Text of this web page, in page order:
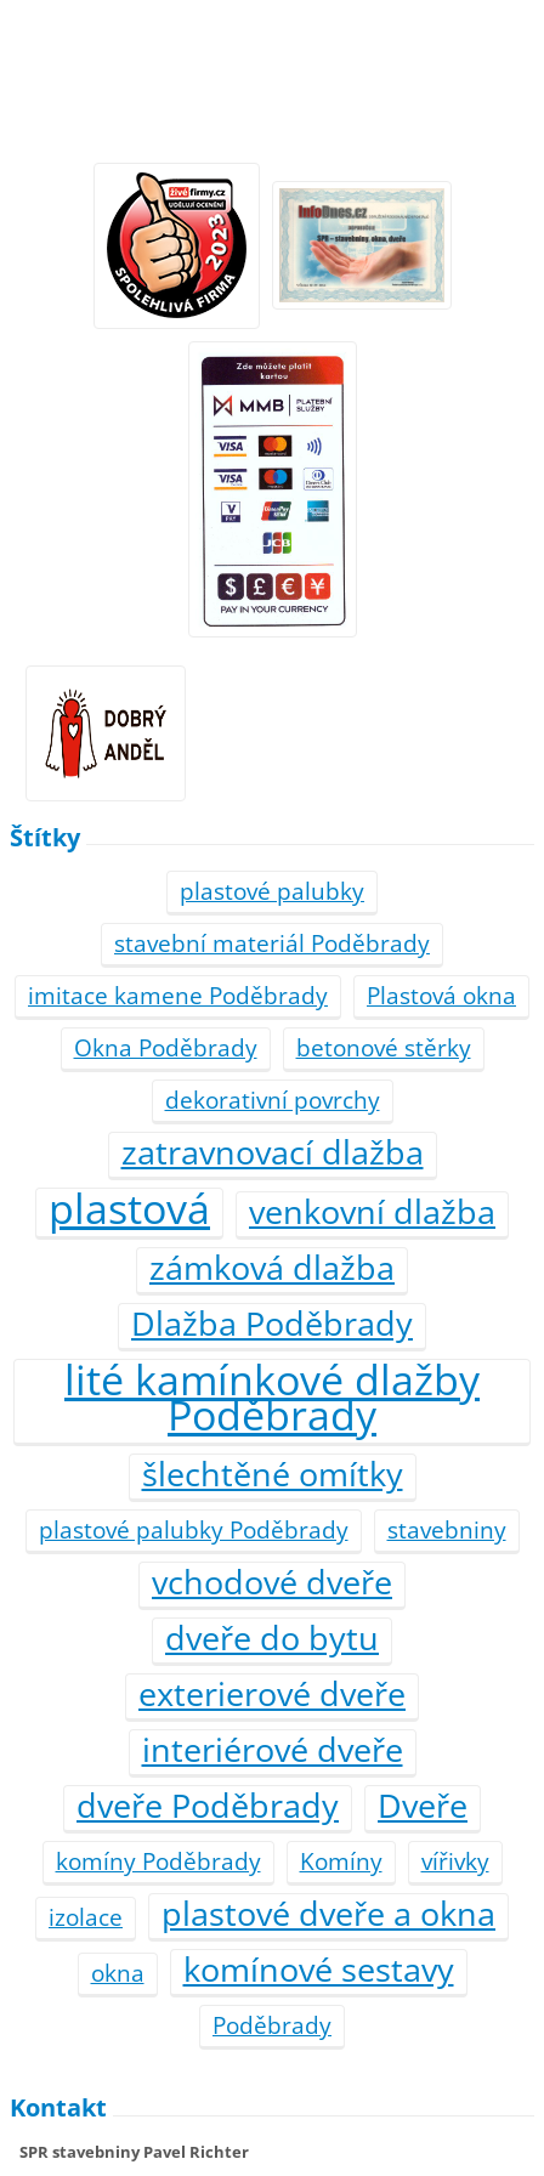
Štítky
plastové palubky
stavební materiál Poděbrady
imitace kamene Poděbrady
Plastová okna
Okna Poděbrady
betonové stěrky
dekorativní povrchy
zatravnovací dlažba
plastová
venkovní dlažba
zámková dlažba
Dlažba Poděbrady
lité kamínkové dlažby
Poděbrady
šlechtěné omítky
plastové palubky Poděbrady stavebniny
vchodové dveře
dveře do bytu
exterierové dveře
interiérové dveře
dveře Poděbrady
Dveře
komíny Poděbrady Komíny
vířivky
izolace
plastové dveře a okna
okna komínové sestavy
Poděbrady
Kontakt
SPR stavebniny Pavel Richter